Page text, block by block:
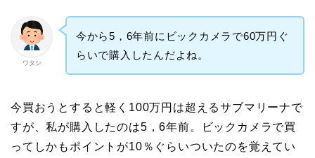
ワタシ
今から5，6年前にビックカメラで60万円ぐ
らいで購入したんだよね。
今買おうとすると軽く100万円は超えるサブマリーナで
すが、私が購入したのは5，6年前。ビックカメラで買
ってしかもポイントが10％ぐらいついたのを覚えてい